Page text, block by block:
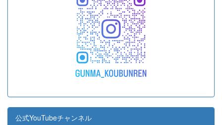
公式YouTubeチャンネル